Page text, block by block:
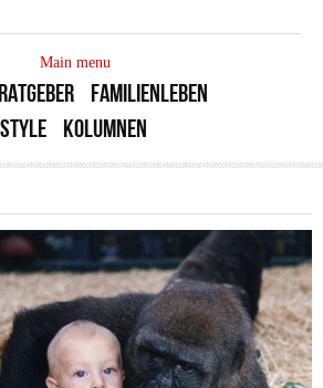
Main menu
RATGEBER
FAMILIENLEBEN
KOLUMNEN